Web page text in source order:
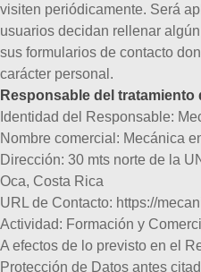
visiten periódicamente. Será
usuarios decidan rellenar
sus formularios de contacto
carácter personal.
Responsable del
Identidad del Responsable:
Nombre comercial: Mecánica
Dirección: 30 mts norte de la
Oca, Costa Rica
URL de Contacto: https://
Actividad: Formación y
A efectos de lo previsto en el
Protección de Datos antes